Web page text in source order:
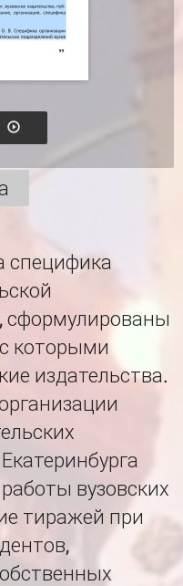
специфика
сформулированы
которыми
издательства.
вузовских
тиражей при